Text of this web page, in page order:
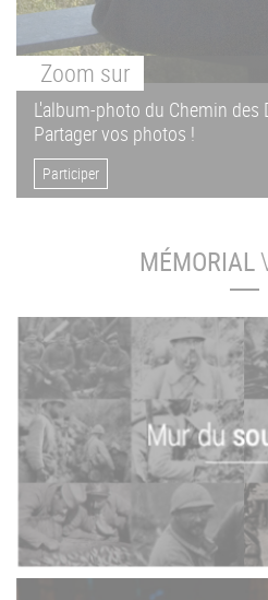
Zoom sur
L'album-photo du Chemin des
Partager vos photos !
Participer
MÉMORIAL